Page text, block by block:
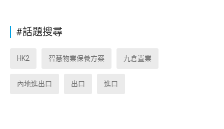
#話題搜尋
HK2 智慧物業保養方案 九倉置業
內地進出口 出口 進口